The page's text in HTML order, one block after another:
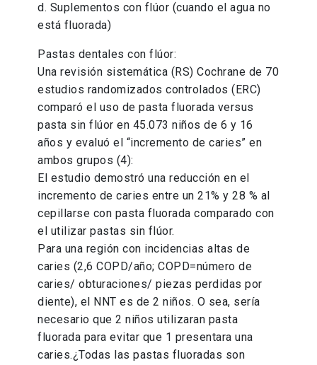
d. Suplementos con flúor (cuando el agua no
está fluorada)
Pastas dentales con flúor:
Una revisión sistemática (RS) Cochrane de 70
estudios randomizados controlados (ERC)
comparó el uso de pasta fluorada versus
pasta sin flúor en 45.073 niños de 6 y 16
años y evaluó el “incremento de caries” en
ambos grupos (4):
El estudio demostró una reducción en el
incremento de caries entre un 21% y 28 % al
cepillarse con pasta fluorada comparado con
el utilizar pastas sin flúor.
Para una región con incidencias altas de
caries (2,6 COPD/año; COPD=número de
caries/ obturaciones/ piezas perdidas por
diente), el NNT es de 2 niños. O sea, sería
necesario que 2 niños utilizaran pasta
fluorada para evitar que 1 presentara una
caries.¿Todas las pastas fluoradas son